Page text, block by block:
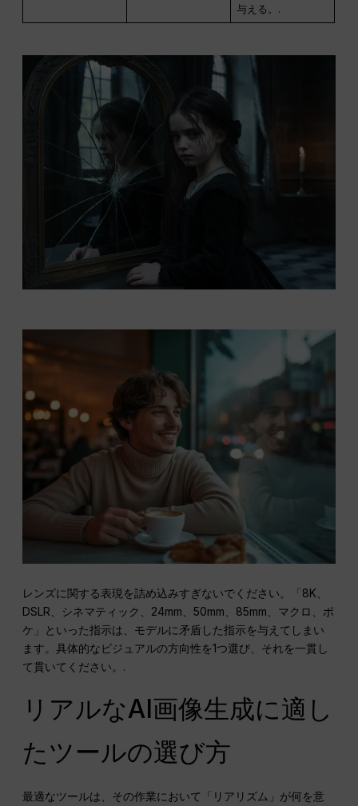
与える。.
レンズに関する表現を詰め込みすぎないでください。「8K、
DSLR、シネマティック、24mm、50mm、85mm、マクロ、ボ
ケ」といった指示は、モデルに矛盾した指示を与えてしまい
ます。具体的なビジュアルの方向性を1つ選び、それを一貫し
て貫いてください。.
リアルなAI画像生成に適し
たツールの選び方
最適なツールは、その作業において「リアリズム」が何を意